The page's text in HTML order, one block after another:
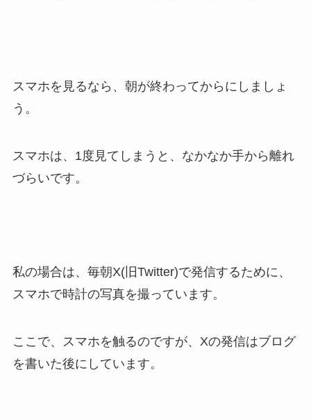
スマホを見るなら、朝が終わってからにしましょ
う。
スマホは、1度見てしまうと、なかなか手から離れ
づらいです。
私の場合は、毎朝X(旧Twitter)で発信するために、
スマホで時計の写真を撮っています。
ここで、スマホを触るのですが、Xの発信はブログ
を書いた後にしています。